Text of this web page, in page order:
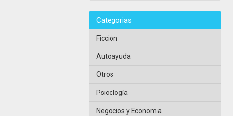
Categorias
Ficción
Autoayuda
Otros
Psicología
Negocios y Economia